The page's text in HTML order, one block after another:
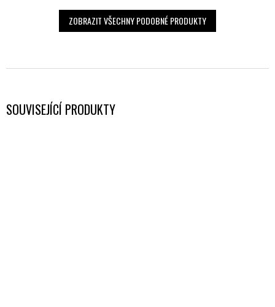
SOUVISEJÍCÍ PRODUKTY
ZOBRAZIT VŠECHNY PODOBNÉ PRODUKTY